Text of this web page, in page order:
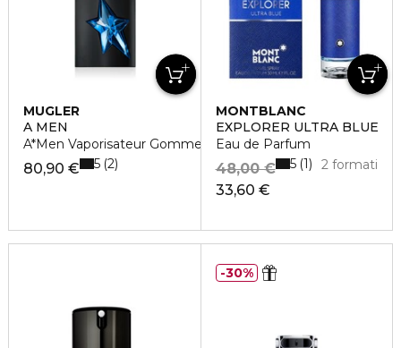
MUGLER
A MEN
A*Men Vaporisateur Gomme Eau de Toilette
80,90 € 5 2
MONTBLANC
EXPLORER ULTRA BLUE
Eau de Parfum
33,60 €
48,00 € 2 formati
5 1
30%